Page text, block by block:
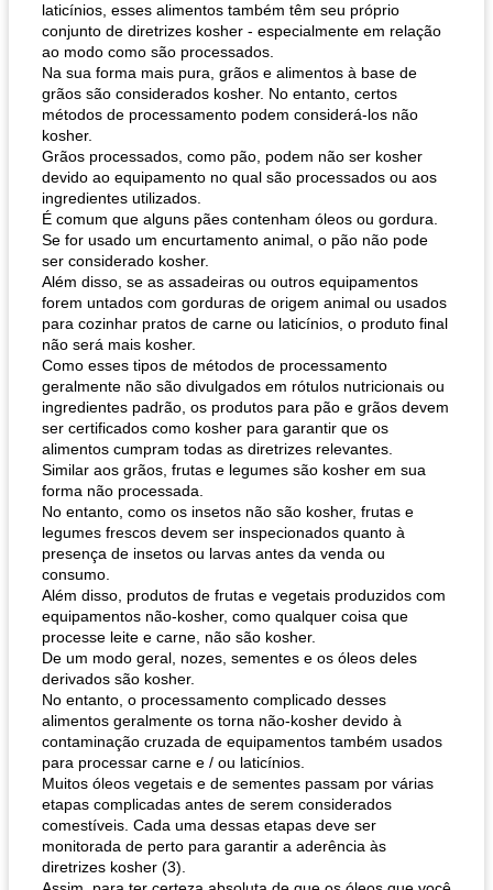
laticínios, esses alimentos também têm seu próprio
conjunto de diretrizes kosher - especialmente em relação
ao modo como são processados.
Na sua forma mais pura, grãos e alimentos à base de
grãos são considerados kosher. No entanto, certos
métodos de processamento podem considerá-los não
kosher.
Grãos processados, como pão, podem não ser kosher
devido ao equipamento no qual são processados ​​ou aos
ingredientes utilizados.
É comum que alguns pães contenham óleos ou gordura.
Se for usado um encurtamento animal, o pão não pode
ser considerado kosher.
Além disso, se as assadeiras ou outros equipamentos
forem untados com gorduras de origem animal ou usados ​​
para cozinhar pratos de carne ou laticínios, o produto final
não será mais kosher.
Como esses tipos de métodos de processamento
geralmente não são divulgados em rótulos nutricionais ou
ingredientes padrão, os produtos para pão e grãos devem
ser certificados como kosher para garantir que os
alimentos cumpram todas as diretrizes relevantes.
Similar aos grãos, frutas e legumes são kosher em sua
forma não processada.
No entanto, como os insetos não são kosher, frutas e
legumes frescos devem ser inspecionados quanto à
presença de insetos ou larvas antes da venda ou
consumo.
Além disso, produtos de frutas e vegetais produzidos com
equipamentos não-kosher, como qualquer coisa que
processe leite e carne, não são kosher.
De um modo geral, nozes, sementes e os óleos deles
derivados são kosher.
No entanto, o processamento complicado desses
alimentos geralmente os torna não-kosher devido à
contaminação cruzada de equipamentos também usados ​​
para processar carne e / ou laticínios.
Muitos óleos vegetais e de sementes passam por várias
etapas complicadas antes de serem considerados
comestíveis. Cada uma dessas etapas deve ser
monitorada de perto para garantir a aderência às
diretrizes kosher (3).